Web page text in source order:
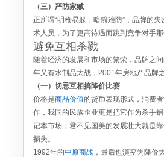
（三）严防家贼
正所谓“明枪易躲，暗箭难防”，品牌的
术人员，为了更高待遇而跳到竞争对手
避免互相杀戮
随着经济的发展和市场的繁荣，品牌之
年又有水制品大战，2001年房地产品牌
（一）切忌互相搞降价比赛
价格是商品价值的货币表现形式，消费
作，我国的民族企业更是把它作为杀手
记本市场；君不见国美的发展壮大就是靠
损失。
1992年的中原商战 ，最后也演变为降价